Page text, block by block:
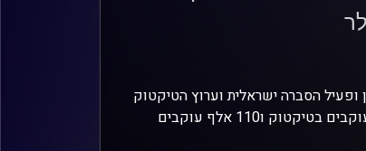
ופעיל הסברה ישראלית וערוץ הטיקטוק
שלו הוא הערוץ החינוכי בעל מספר העוקבים מהגבוהים בישראל! יש לו 275 אלף עוקבים בטיקטוק ו110 אלף עוקבים